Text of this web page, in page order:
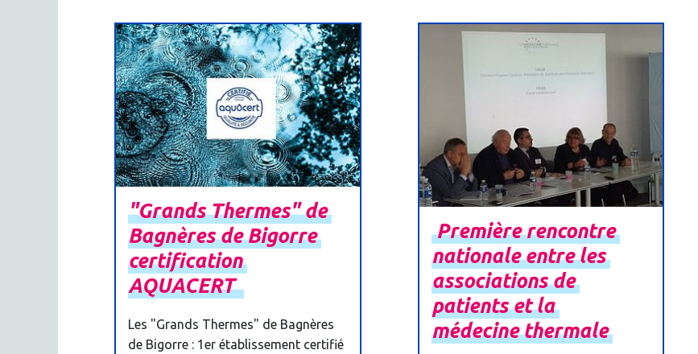
"GrandsThermes"de
BagnèresdeBigorre
certification
AQUACERT
Les "Grands Thermes" de Bagnères
de Bigorre : 1er établissement certifié
Premièrerencontre
nationaleentreles
associationsde
patientsetla
médecinethermale